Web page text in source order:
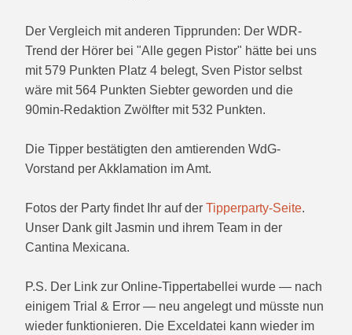
Der Vergleich mit anderen Tipprunden: Der WDR-
Trend der Hörer bei "Alle gegen Pistor" hätte bei uns
mit 579 Punkten Platz 4 belegt, Sven Pistor selbst
wäre mit 564 Punkten Siebter geworden und die
90min-Redaktion Zwölfter mit 532 Punkten.
Die Tipper bestätigten den amtierenden WdG-
Vorstand per Akklamation im Amt.
Fotos der Party findet Ihr auf derTipperparty-Seite.
Unser Dank gilt Jasmin und ihrem Team in der
Cantina Mexicana.
P.S. Der Link zur Online-Tippertabellei wurde — nach
einigem Trial & Error — neu angelegt und müsste nun
wieder funktionieren. Die Exceldatei kann wieder im